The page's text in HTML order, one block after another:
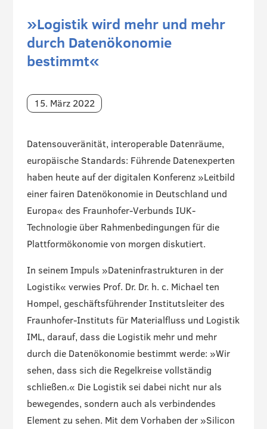
»Logistik wird mehr und mehr
durch Datenökonomie
bestimmt«
15. März 2022
Datensouveränität, interoperable Datenräume,
europäische Standards: Führende Datenexperten
haben heute auf der digitalen Konferenz »Leitbild
einer fairen Datenökonomie in Deutschland und
Europa« des Fraunhofer-Verbunds IUK-
Technologie über Rahmenbedingungen für die
Plattformökonomie von morgen diskutiert.
In seinem Impuls »Dateninfrastrukturen in der
Logistik« verwies Prof. Dr. Dr. h. c. Michael ten
Hompel, geschäftsführender Institutsleiter des
Fraunhofer-Instituts für Materialfluss und Logistik
IML, darauf, dass die Logistik mehr und mehr
durch die Datenökonomie bestimmt werde: »Wir
sehen, dass sich die Regelkreise vollständig
schließen.« Die Logistik sei dabei nicht nur als
bewegendes, sondern auch als verbindendes
Element zu sehen. Mit dem Vorhaben der »Silicon